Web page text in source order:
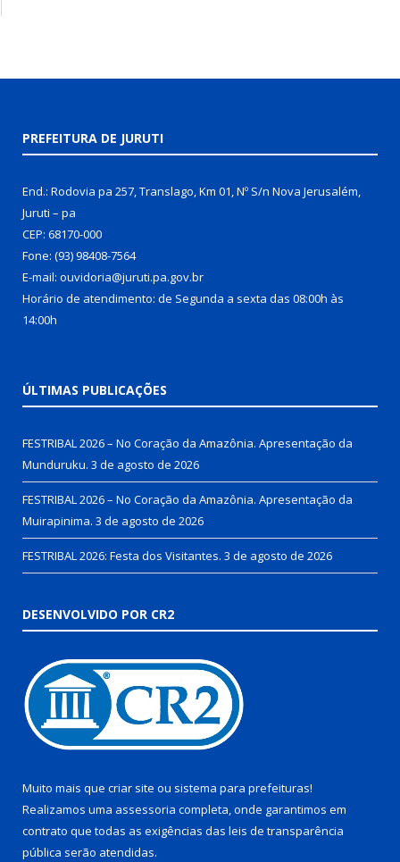
PREFEITURA DE JURUTI
End.: Rodovia pa 257, Translago, Km 01, Nº S/n Nova Jerusalém,
Juruti – pa
CEP: 68170-000
Fone: (93) 98408-7564
E-mail: ouvidoria@juruti.pa.gov.br
Horário de atendimento: de Segunda a sexta das 08:00h às
14:00h
ÚLTIMAS PUBLICAÇÕES
FESTRIBAL 2026 – No Coração da Amazônia. Apresentação da
Munduruku. 3 de agosto de 2026
FESTRIBAL 2026 – No Coração da Amazônia. Apresentação da
Muirapinima. 3 de agosto de 2026
FESTRIBAL 2026: Festa dos Visitantes. 3 de agosto de 2026
DESENVOLVIDO POR CR2
Muito mais que criar site ou sistema para prefeituras!
Realizamos uma assessoria completa, onde garantimos em
contrato que todas as exigências das leis de transparência
pública serão atendidas.